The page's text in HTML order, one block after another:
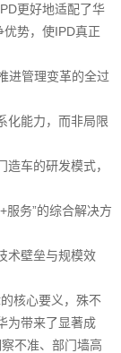
更好地适配了华
势，使IPD真正
管理变革的全过
能力，而非局限
车的研发模式，
务”的综合解决方
术壁垒与规模效
核心要义，殊不
为带来了显著成
不准、部门墙高